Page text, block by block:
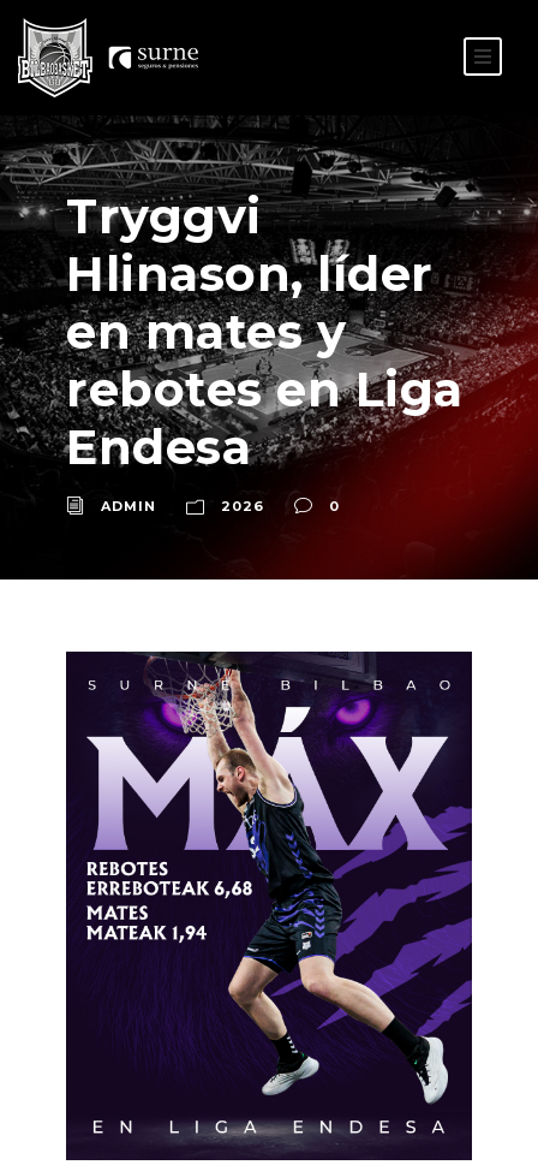
Tryggvi
Hlinason, líder
en mates y
rebotes en Liga
Endesa
ADMIN 2026 0